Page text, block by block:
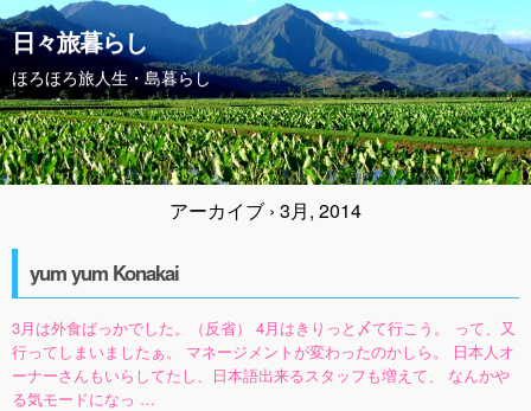
日々旅暮らし
ほろほろ旅人生・島暮らし
アーカイブ › 3月, 2014
yum yum Konakai
3月は外食ばっかでした。（反省） 4月はきりっと〆て行こう。 って、又
行ってしまいましたぁ。 マネージメントが変わったのかしら。 日本人オ
ーナーさんもいらしてたし、日本語出来るスタッフも増えて、 なんかや
る気モードになっ …